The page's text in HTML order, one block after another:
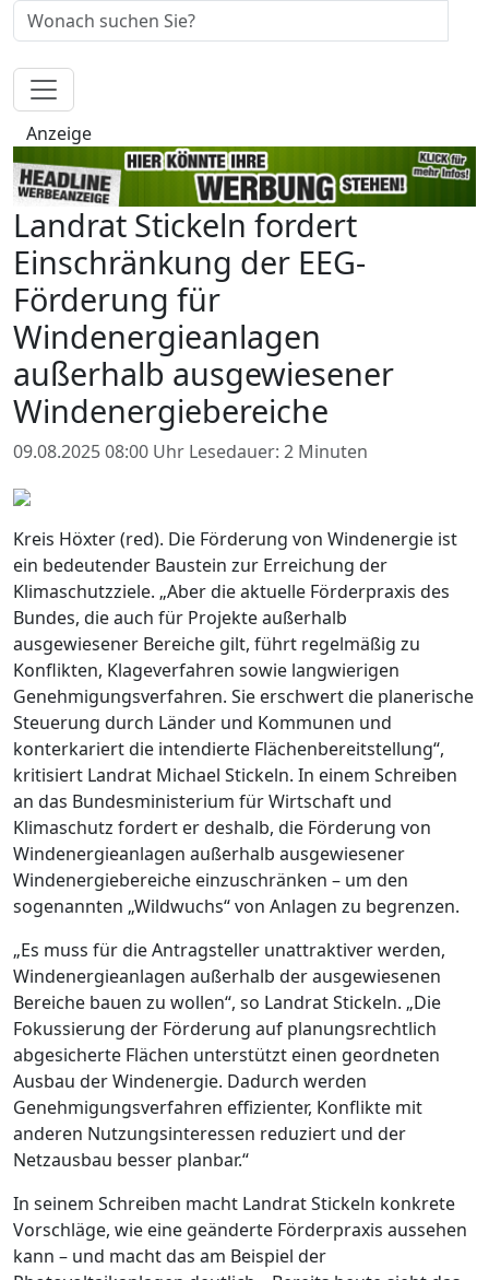
Anzeige
Landrat Stickeln fordert
Einschränkung der EEG-
Förderung für
Windenergieanlagen
außerhalb ausgewiesener
Windenergiebereiche
09.08.2025 08:00 Uhr Lesedauer: 2 Minuten
Kreis Höxter (red). Die Förderung von Windenergie ist
ein bedeutender Baustein zur Erreichung der
Klimaschutzziele. „Aber die aktuelle Förderpraxis des
Bundes, die auch für Projekte außerhalb
ausgewiesener Bereiche gilt, führt regelmäßig zu
Konflikten, Klageverfahren sowie langwierigen
Genehmigungsverfahren. Sie erschwert die planerische
Steuerung durch Länder und Kommunen und
konterkariert die intendierte Flächenbereitstellung“,
kritisiert Landrat Michael Stickeln. In einem Schreiben
an das Bundesministerium für Wirtschaft und
Klimaschutz fordert er deshalb, die Förderung von
Windenergieanlagen außerhalb ausgewiesener
Windenergiebereiche einzuschränken – um den
sogenannten „Wildwuchs“ von Anlagen zu begrenzen.
„Es muss für die Antragsteller unattraktiver werden,
Windenergieanlagen außerhalb der ausgewiesenen
Bereiche bauen zu wollen“, so Landrat Stickeln. „Die
Fokussierung der Förderung auf planungsrechtlich
abgesicherte Flächen unterstützt einen geordneten
Ausbau der Windenergie. Dadurch werden
Genehmigungsverfahren effizienter, Konflikte mit
anderen Nutzungsinteressen reduziert und der
Netzausbau besser planbar.“
In seinem Schreiben macht Landrat Stickeln konkrete
Vorschläge, wie eine geänderte Förderpraxis aussehen
kann – und macht das am Beispiel der